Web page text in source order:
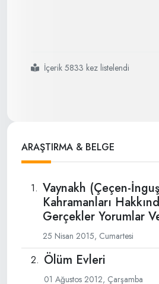
#milliyetçilik
#anlayışı
#ve
#bölücülük
#üzerine
#uyarmalar
İçerik 5833 kez listelendi
ARAŞTIRMA & BELGE
Vaynakh (Çeçen-
Kahramanları
Gerçekler Yorumlar
25 Nisan 2015, Cumartesi
Ölüm Evleri
01 Ağustos 2012, Çarşamba